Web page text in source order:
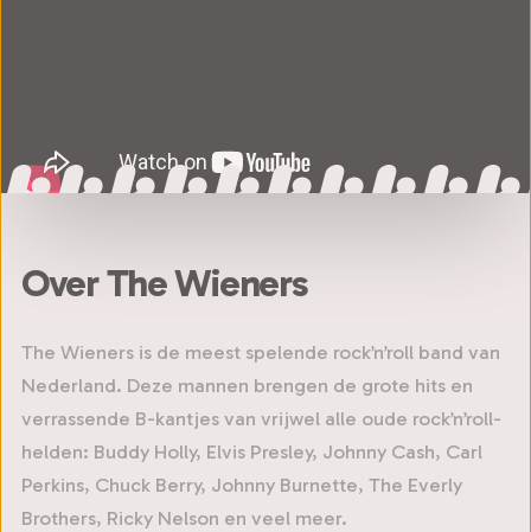
Over The Wieners
The Wieners is de meest spelende rock’n’roll band van
Nederland. Deze mannen brengen de grote hits en
verrassende B-kantjes van vrijwel alle oude rock’n’roll-
helden: Buddy Holly, Elvis Presley, Johnny Cash, Carl
Perkins, Chuck Berry, Johnny Burnette, The Everly
Brothers, Ricky Nelson en veel meer.